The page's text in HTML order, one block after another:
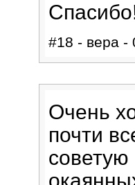
#18 - вера -
Очень
почти